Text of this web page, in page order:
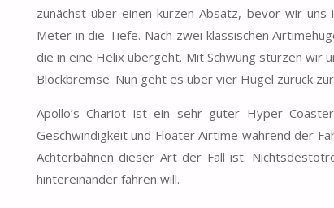
zunächst über einen kurzen Absatz, bevor wir
Meter in die Tiefe. Nach zwei klassischen
die in eine Helix übergeht. Mit Schwung stürzen wir
Blockbremse. Nun geht es über vier Hügel zurück
Apollo’s Chariot ist ein sehr guter Hyper
Geschwindigkeit und Floater Airtime während der
Achterbahnen dieser Art der Fall ist.
hintereinander fahren will.